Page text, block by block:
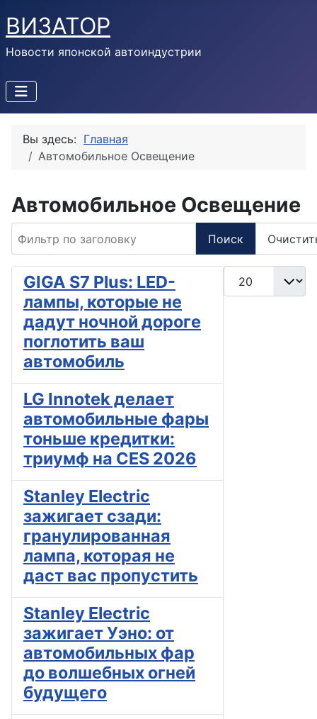
ВИЗАТОР
Новости японской автоиндустрии
Вы здесь: Главная
Автомобильное Освещение
Автомобильное Освещение
Поиск
Кол-во строк:
GIGA S7 Plus: LED-
лампы, которые не
дадут ночной дороге
поглотить ваш
автомобиль
LG Innotek делает
автомобильные фары
тоньше кредитки:
триумф на CES 2026
Stanley Electric
зажигает сзади:
гранулированная
лампа, которая не
даст вас пропустить
Stanley Electric
зажигает Уэно: от
автомобильных фар
до волшебных огней
будущего